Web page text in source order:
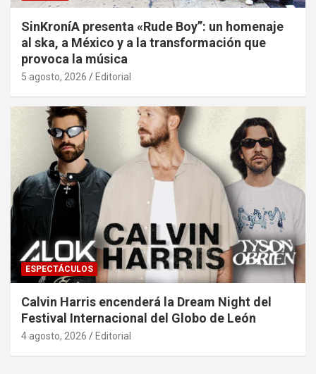
SinKroníA presenta «Rude Boy”: un homenaje
al ska, a México y a la transformación que
provoca la música
5 agosto, 2026 Editorial
ESPECTÁCULOS
Calvin Harris encenderá la Dream Night del
Festival Internacional del Globo de León
4 agosto, 2026 Editorial